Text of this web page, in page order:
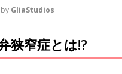
M
u
GliaStudios
狭窄症とは!?